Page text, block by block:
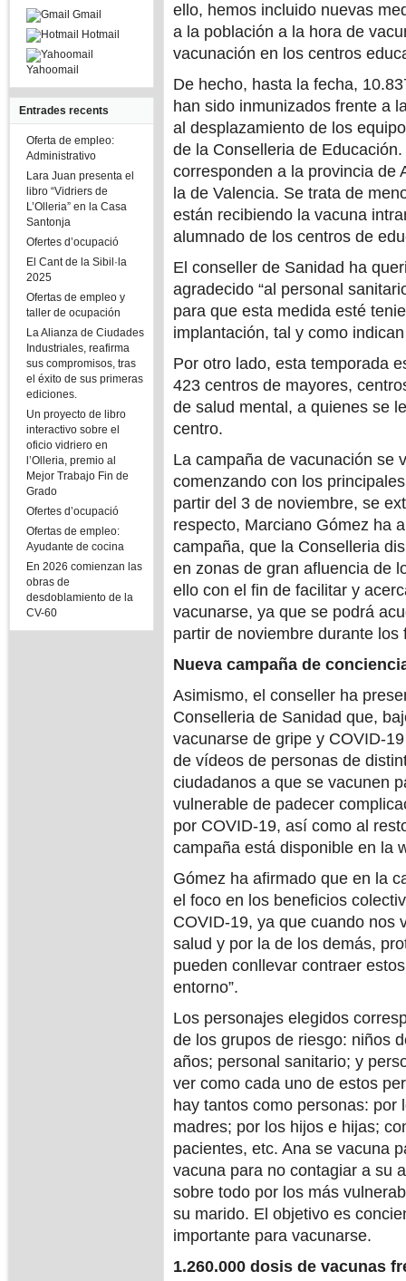
Gmail
Hotmail
Yahoomail
Entrades recents
Oferta de empleo:
Administrativo
Lara Juan presenta el
libro “Vidriers de
L’Olleria” en la Casa
Santonja
Ofertes d’ocupació
El Cant de la Sibil·la
2025
Ofertas de empleo y
taller de ocupación
La Alianza de Ciudades
Industriales, reafirma
sus compromisos, tras
el éxito de sus primeras
ediciones.
Un proyecto de libro
interactivo sobre el
oficio vidriero en
l’Olleria, premio al
Mejor Trabajo Fin de
Grado
Ofertes d’ocupació
Ofertas de empleo:
Ayudante de cocina
En 2026 comienzan las
obras de
desdoblamiento de la
CV-60
ello, hemos incluido nuevas
a la población a la hora de
vacunación en los centros
De hecho, hasta la fecha,
han sido inmunizados frente a
al desplazamiento de los
de la Conselleria de
corresponden a la provincia de
la de Valencia. Se trata de
están recibiendo la vacuna
alumnado de los centros de
El conseller de Sanidad ha
agradecido “al personal
para que esta medida esté
implantación, tal y como
Por otro lado, esta temporada
423 centros de mayores,
de salud mental, a quienes se
centro.
La campaña de vacunación se
comenzando con los
partir del 3 de noviembre, se
respecto, Marciano Gómez ha
campaña, que la Conselleria
en zonas de gran afluencia de
ello con el fin de facilitar y
vacunarse, ya que se podrá
partir de noviembre durante los
Nueva campaña de
Asimismo, el conseller ha
Conselleria de Sanidad que,
vacunarse de gripe y COVID-
de vídeos de personas de
ciudadanos a que se vacunen
vulnerable de padecer
por COVID-19, así como al
campaña está disponible en la
Gómez ha afirmado que en la
el foco en los beneficios
COVID-19, ya que cuando nos
salud y por la de los demás,
pueden conllevar contraer
entorno”.
Los personajes elegidos
de los grupos de riesgo: niños
años; personal sanitario; y
ver como cada uno de estos
hay tantos como personas:
madres; por los hijos e hijas;
pacientes, etc. Ana se vacuna
vacuna para no contagiar a su
sobre todo por los más
su marido. El objetivo es
importante para vacunarse.
1.260.000 dosis de vacunas